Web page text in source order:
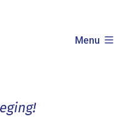
Menu